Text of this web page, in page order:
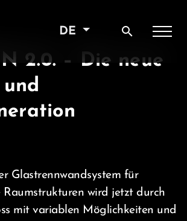
DE search
2.0. – Die neue
und
Glastrennwandsystem für
wird jetzt durch
mit variablen Möglichkeiten und